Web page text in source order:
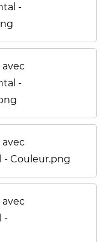
-
-
- Couleur.png
-